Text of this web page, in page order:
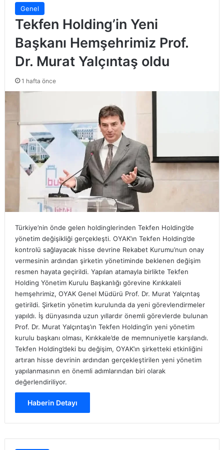
Genel
Tekfen Holding’in Yeni
Başkanı Hemşehrimiz Prof.
Dr. Murat Yalçıntaş oldu
1 hafta önce
Türkiye’nin önde gelen holdinglerinden Tekfen Holding’de
yönetim değişikliği gerçekleşti. OYAK’ın Tekfen Holding’de
kontrolü sağlayacak hisse devrine Rekabet Kurumu’nun onay
vermesinin ardından şirketin yönetiminde beklenen değişim
resmen hayata geçirildi. Yapılan atamayla birlikte Tekfen
Holding Yönetim Kurulu Başkanlığı görevine Kırıkkaleli
hemşehrimiz, OYAK Genel Müdürü Prof. Dr. Murat Yalçıntaş
getirildi. Şirketin yönetim kurulunda da yeni görevlendirmeler
yapıldı. İş dünyasında uzun yıllardır önemli görevlerde bulunan
Prof. Dr. Murat Yalçıntaş’ın Tekfen Holding’in yeni yönetim
kurulu başkanı olması, Kırıkkale’de de memnuniyetle karşılandı.
Tekfen Holding’deki bu değişim, OYAK’ın şirketteki etkinliğini
artıran hisse devrinin ardından gerçekleştirilen yeni yönetim
yapılanmasının en önemli adımlarından biri olarak
değerlendiriliyor.
Haberin Detayı